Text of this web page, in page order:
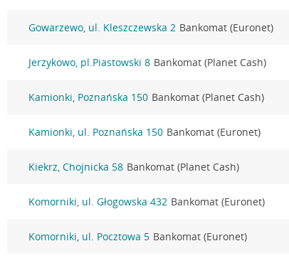
Gowarzewo, ul. Kleszczewska 2 Bankomat (Euronet)
Jerzykowo, pl.Piastowski 8 Bankomat (Planet Cash)
Kamionki, Poznańska 150 Bankomat (Planet Cash)
Kamionki, ul. Poznańska 150 Bankomat (Euronet)
Kiekrz, Chojnicka 58 Bankomat (Planet Cash)
Komorniki, ul. Głogowska 432 Bankomat (Euronet)
Komorniki, ul. Pocztowa 5 Bankomat (Euronet)